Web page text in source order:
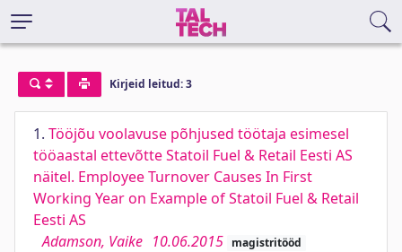
Kirjeid leitud: 3
1. Tööjõu voolavuse põhjused töötaja esimesel
tööaastal ettevõtte Statoil Fuel & Retail Eesti AS
näitel. Employee Turnover Causes In First
Working Year on Example of Statoil Fuel & Retail
Eesti AS
Adamson, Vaike 10.06.2015 magistritööd